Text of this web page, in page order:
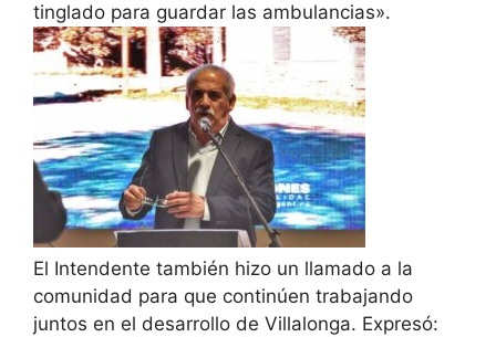
tinglado para guardar las ambulancias».
El Intendente también hizo un llamado a la
comunidad para que continúen trabajando
juntos en el desarrollo de Villalonga. Expresó: